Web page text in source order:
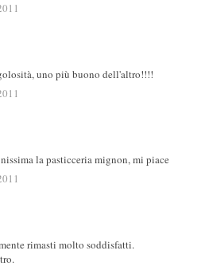
uno più buono dell'altro!!!!
la pasticceria mignon, mi piace
rimasti molto soddisfatti.